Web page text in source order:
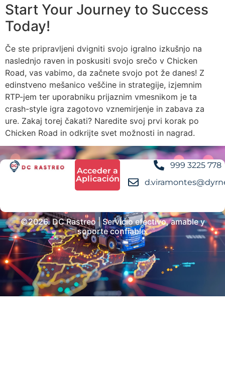
Start Your Journey to Success
Today!
Če ste pripravljeni dvigniti svojo igralno izkušnjo na
naslednjo raven in poskusiti svojo srečo v Chicken
Road, vas vabimo, da začnete svojo pot že danes! Z
edinstveno mešanico veščine in strategije, izjemnim
RTP-jem ter uporabniku prijaznim vmesnikom je ta
crash-style igra zagotovo vznemirjenje in zabava za
ure. Zakaj torej čakati? Naredite svoj prvi korak po
Chicken Road in odkrijte svet možnosti in nagrad.
Acceder a
Aplicación
999 3225 778
©2026. DC Rastreo | Servicio efectivo, amable y
soporte confiable.